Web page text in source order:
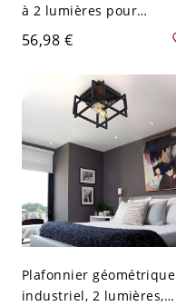
à 2 lumières pour
entrepôt avec ampoule
exposée en fer monté
encastré en bronze
56,98 €
Plafonnier géométrique
industriel, 2 lumières,